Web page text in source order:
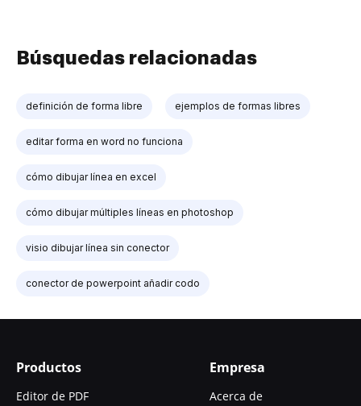
Búsquedas relacionadas
definición de forma libre ejemplos de formas libres
editar forma en word no funciona
cómo dibujar línea en excel
cómo dibujar múltiples líneas en photoshop
visio dibujar línea sin conector
conector de powerpoint añadir codo
Productos
Editor de PDF
Empresa
Acerca de